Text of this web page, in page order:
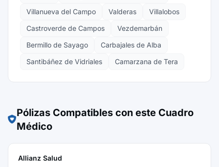
Villanueva del Campo
Valderas
Villalobos
Castroverde de Campos
Vezdemarbán
Bermillo de Sayago
Carbajales de Alba
Santibáñez de Vidriales
Camarzana de Tera
Pólizas Compatibles con este Cuadro
Médico
Allianz Salud